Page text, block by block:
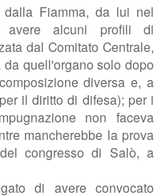
Fiamma, da lui nel
avere alcuni profili di
dal Comitato Centrale,
quell'organo solo dopo
diversa e, a
il diritto di difesa); per i
non faceva
mancherebbe la prova
congresso di Salò, a
di avere convocato